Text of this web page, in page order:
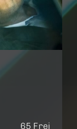
65 Frei